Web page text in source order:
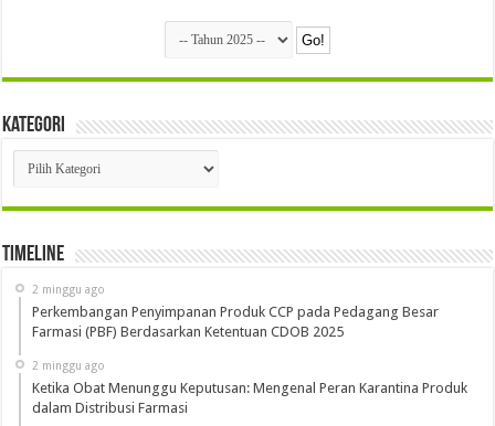
Kategori
Kategori
Timeline
2 minggu ago
Perkembangan Penyimpanan Produk CCP pada Pedagang Besar
Farmasi (PBF) Berdasarkan Ketentuan CDOB 2025
2 minggu ago
Ketika Obat Menunggu Keputusan: Mengenal Peran Karantina Produk
dalam Distribusi Farmasi